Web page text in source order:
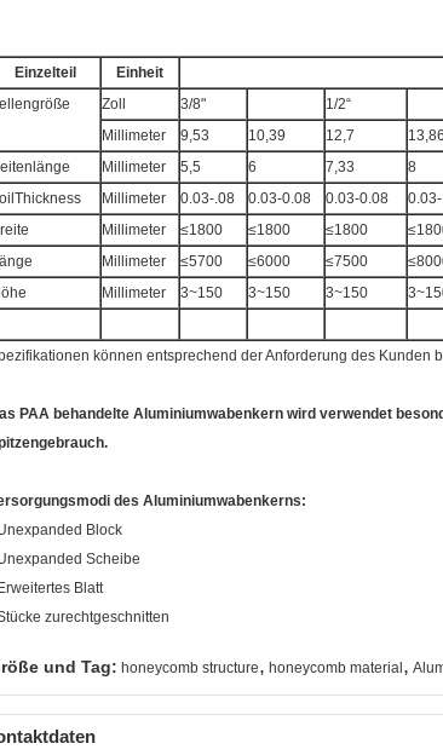
Einzelteil Einheit
Zoll 3/8" 1/2“
Millimeter
9,53 10,39 12,7 13,86
Millimeter 5,5 6 7,33 8
Millimeter 0.03-.08 0.03-0.08 0.03-0.08
Millimeter ≤1800 ≤1800 ≤1800
Millimeter ≤5700 ≤6000 ≤7500
Millimeter 3~150 3~150 3~150
können entsprechend der Anforderung des Kunden
PAA behandelte Aluminiumwabenkern wird verwendet
des Aluminiumwabenkerns:
Block
Scheibe
Blatt
zurechtgeschnitten
und Tag: honeycomb structure, honeycomb material ,